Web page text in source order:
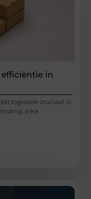
in
logistiek cruciaal is
elke